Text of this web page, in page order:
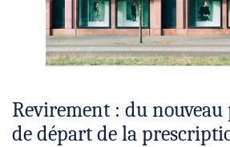
Revirement : du
de départ de la